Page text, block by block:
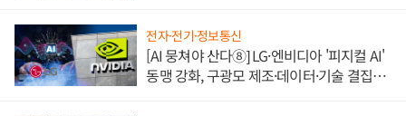
전자·전기·정보통신
[AI 뭉쳐야 산다⑧] LG·엔비디아 '피지컬 AI'
동맹 강화, 구광모 제조·데이터·기술 결집